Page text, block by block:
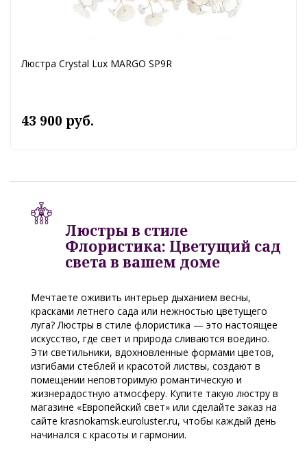
Люстра Crystal Lux MARGO SP9R
43 900 руб.
Люстры в стиле
Флористика: Цветущий сад
света в вашем доме
Мечтаете оживить интерьер дыханием весны,
красками летнего сада или нежностью цветущего
луга? Люстры в стиле флористика — это настоящее
искусство, где свет и природа сливаются воедино.
Эти светильники, вдохновленные формами цветов,
изгибами стеблей и красотой листвы, создают в
помещении неповторимую романтическую и
жизнерадостную атмосферу. Купите такую люстру в
магазине «Европейский свет» или сделайте заказ на
сайте krasnokamsk.euroluster.ru, чтобы каждый день
начинался с красоты и гармонии.